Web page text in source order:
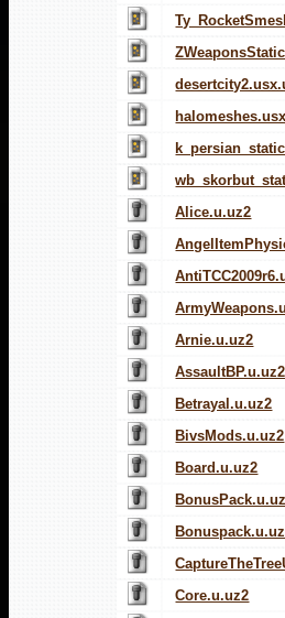
Alice.u.uz2
Arnie.u.uz2
AssaultBP.u.uz2
Betrayal.u.uz2
BivsMods.u.uz2
Board.u.uz2
Core.u.uz2